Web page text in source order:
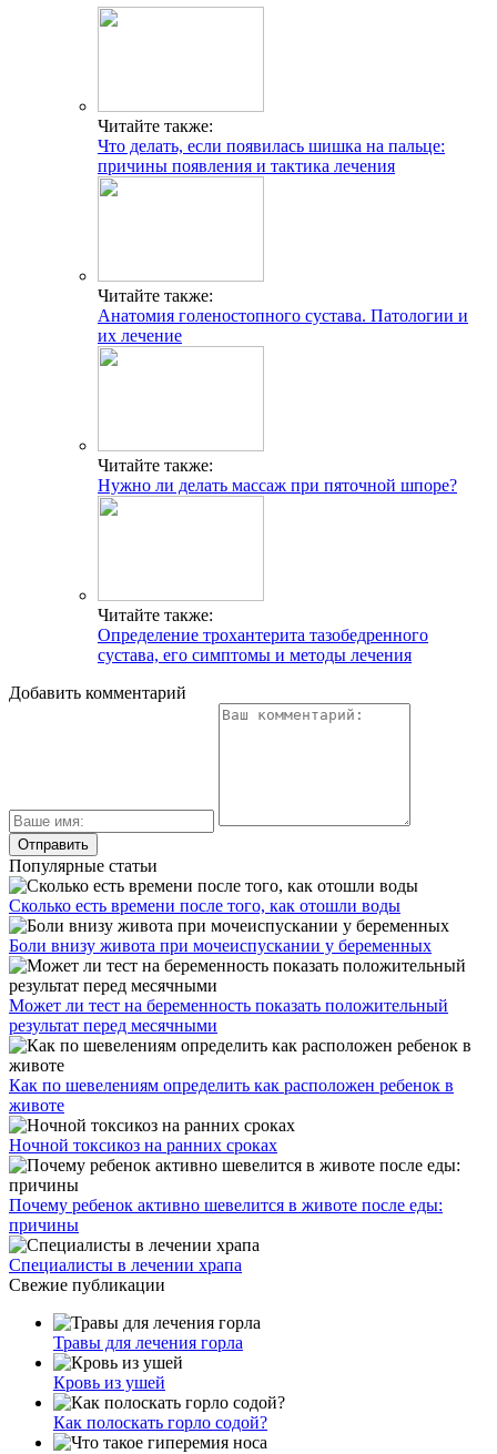
Читайте также:
Что делать, если появилась шишка на пальце:
причины появления и тактика лечения
Читайте также:
Анатомия голеностопного сустава. Патологии и
их лечение
Читайте также:
Нужно ли делать массаж при пяточной шпоре?
Читайте также:
Определение трохантерита тазобедренного
сустава, его симптомы и методы лечения
Добавить комментарий
Популярные статьи
Сколько есть времени после того, как отошли воды
Боли внизу живота при мочеиспускании у беременных
Может ли тест на беременность показать положительный
результат перед месячными
Как по шевелениям определить как расположен ребенок в
животе
Ночной токсикоз на ранних сроках
Почему ребенок активно шевелится в животе после еды:
причины
Специалисты в лечении храпа
Свежие публикации
Травы для лечения горла
Кровь из ушей
Как полоскать горло содой?